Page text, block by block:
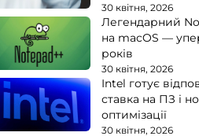
30 квітня, 2026
Легендарний
на macOS —
років
30 квітня, 2026
Intel готує
ставка на ПЗ і
оптимізації
30 квітня, 2026